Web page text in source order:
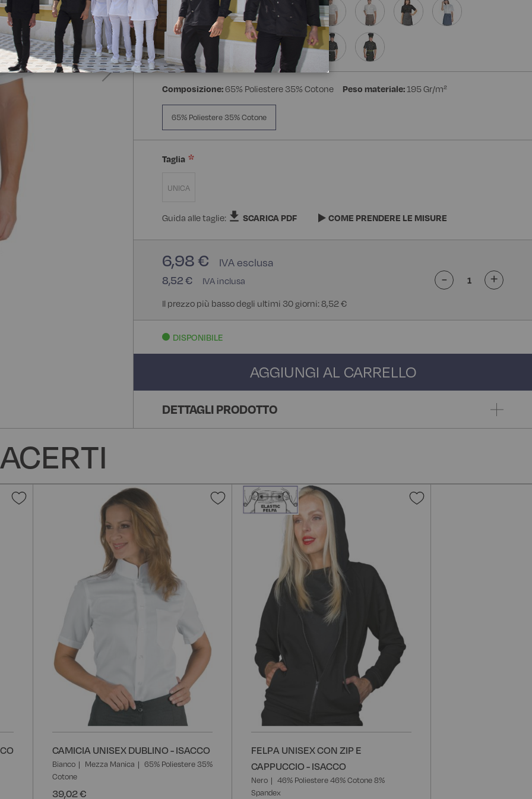
Composizione:65% Poliestere 35% Cotone Peso materiale:195 Gr/m²
65% Poliestere 35% Cotone
Taglia
UNICA
Guida alle taglie: SCARICA PDF COME PRENDERE LE MISURE
8,52 €
6,98 €
Il prezzo più basso degli ultimi 30 giorni: 8,52 €
- +
DISPONIBILE
AGGIUNGI AL CARRELLO
DETTAGLI PRODOTTO
Aggiungi
Aggiungi
CAMICIA UNISEX DUBLINO - ISACCO
Bianco Mezza Manica
65% Poliestere 35%
Cotone
39,02 €
Aggiungi
FELPA UNISEX CON ZIP E
CAPPUCCIO - ISACCO
Nero
46% Poliestere 46% Cotone 8%
Spandex